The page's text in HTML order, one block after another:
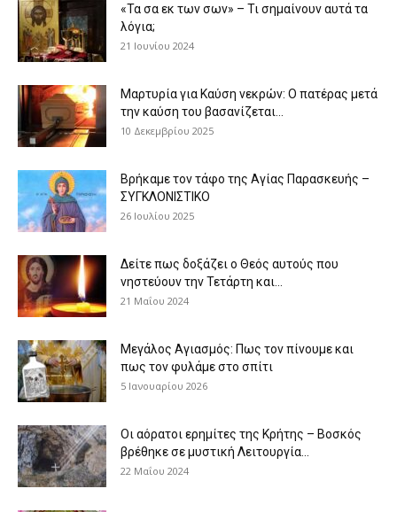
«Τα σα εκ των σων» – Τι σημαίνουν αυτά τα
λόγια;
21 Ιουνίου 2024
Μαρτυρία για Καύση νεκρών: Ο πατέρας μετά
την καύση του βασανίζεται...
10 Δεκεμβρίου 2025
Βρήκαμε τον τάφο της Αγίας Παρασκευής –
ΣΥΓΚΛΟΝΙΣΤΙΚΟ
26 Ιουλίου 2025
Δείτε πως δοξάζει ο Θεός αυτούς που
νηστεύουν την Τετάρτη και...
21 Μαΐου 2024
Μεγάλος Αγιασμός: Πως τον πίνουμε και
πως τον φυλάμε στο σπίτι
5 Ιανουαρίου 2026
Οι αόρατοι ερημίτες της Κρήτης – Βοσκός
βρέθηκε σε μυστική Λειτουργία...
22 Μαΐου 2024